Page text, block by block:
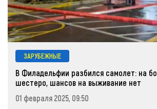
ЗАРУБЕЖНЫЕ
В Филадельфии разбился самолет: на
шестеро, шансов на выживание нет
01 февраля 2025, 09:50